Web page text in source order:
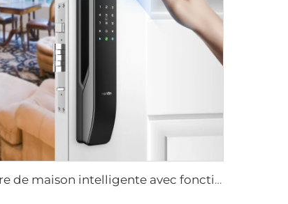
Serrure de maison intelligente avec fonction biométrique à mot de passe et à empreinte digitale Tenon A6 Pro